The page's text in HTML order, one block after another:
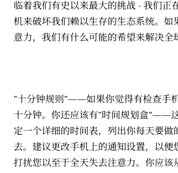
临着我们有史以来最大的挑战 - 我们正
机来破坏我们赖以生存的生态系统。如
意力，我们有什么可能的希望来解决全
"十分钟规则"——如果你觉得有检查手
十分钟。你还应该有"时间规划盒"——
定一个详细的时间表，列出你每天要做
去。建议更改手机上的通知设置，以便
打扰您以至于全天失去注意力。你应该